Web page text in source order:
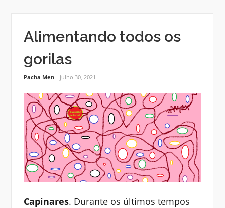
Alimentando todos os
gorilas
Pacha Men julho 30, 2021
Capinares. Durante os últimos tempos